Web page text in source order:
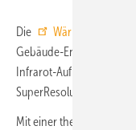
Die
Gebäude-
Infrarot-Auflösung von
SuperResolution-
Mit einer thermischen